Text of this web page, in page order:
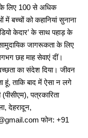
लिए 100 से अधिक
बच्चों को कहानियां सुनाना
केदार’ के साथ पहाड़ के
जागरूकता के लिए
छह माह सेवाएं दीं।
का संदेश दिया। जीवन
हूं, ताकि बाद में ऐसा न लगे
पत्रकारिता
देहरादून,
फोन: +91